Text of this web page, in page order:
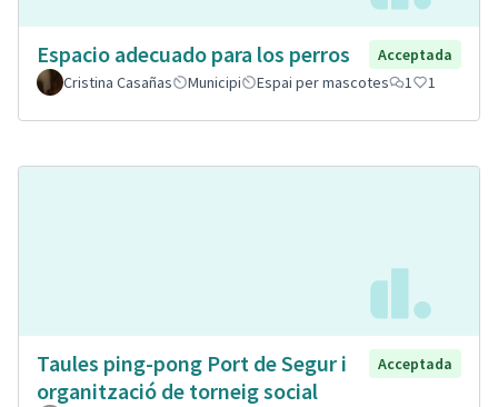
Espacio adecuado para los perros
Acceptada
Cristina Casañas
Municipi Espai per mascotes 1 1
Taules ping-pong Port de Segur i
organització de torneig social
Acceptada